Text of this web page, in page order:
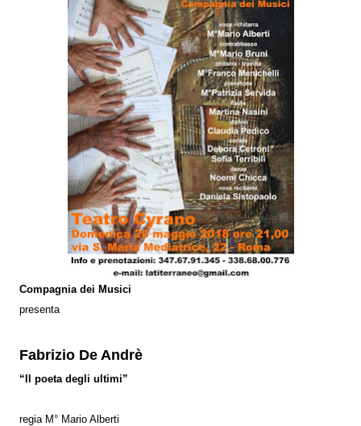
Compagnia dei Musici
presenta
Fabrizio De Andrè
“Il poeta degli ultimi”
regia M° Mario Alberti